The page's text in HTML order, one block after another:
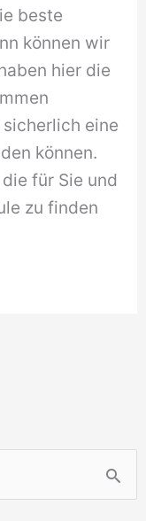
beste
können wir
hier die
eine
können.
für Sie und
zu finden